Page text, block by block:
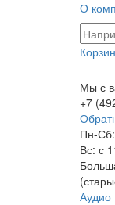
О
Мы с
+7
Пн-
Вс: с
Аудио